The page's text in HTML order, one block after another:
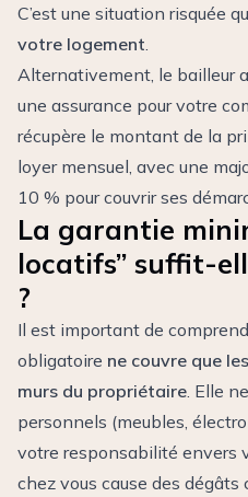
C’est une situation risquée
votre logement
Alternativement, le bailleur
une assurance pour votre
récupère le montant de la
loyer mensuel, avec une
10 % pour couvrir ses
La garantie
locatifs” suffit-
?
Il est important de
obligatoire ne couvre que
murs du propriétaire . Elle
personnels (meubles,
votre responsabilité envers
chez vous cause des dégâts